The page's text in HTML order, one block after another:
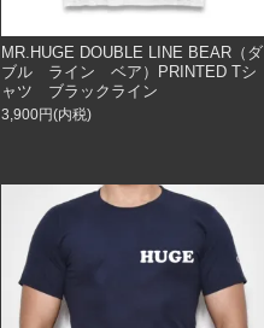
MR.HUGE DOUBLE LINE BEAR（ダ
ブル ライン ベア）PRINTED Tシ
ャツ ブラックライン
3,900円(内税)